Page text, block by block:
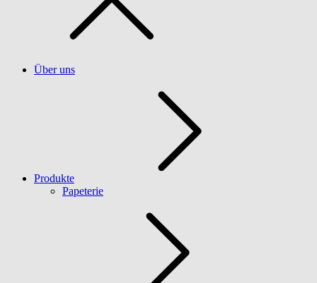
Über uns
Produkte
Papeterie